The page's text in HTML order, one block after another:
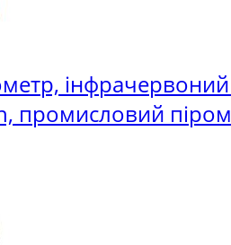
промисловий